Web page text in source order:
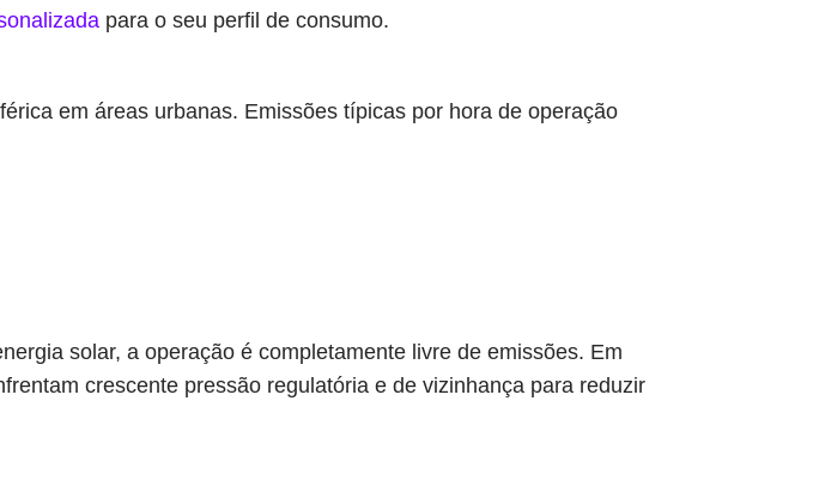
para o seu perfil de consumo.
em áreas urbanas. Emissões típicas por hora de operação
solar, a operação é completamente livre de emissões. Em
crescente pressão regulatória e de vizinhança para reduzir